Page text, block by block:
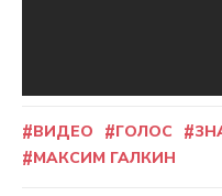
ВИДЕО ГОЛОС
МАКСИМ ГАЛКИН